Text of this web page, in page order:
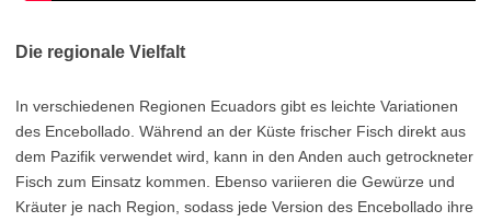
Die regionale Vielfalt
In verschiedenen Regionen Ecuadors gibt es leichte Variationen
des Encebollado. Während an der Küste frischer Fisch direkt aus
dem Pazifik verwendet wird, kann in den Anden auch getrockneter
Fisch zum Einsatz kommen. Ebenso variieren die Gewürze und
Kräuter je nach Region, sodass jede Version des Encebollado ihre